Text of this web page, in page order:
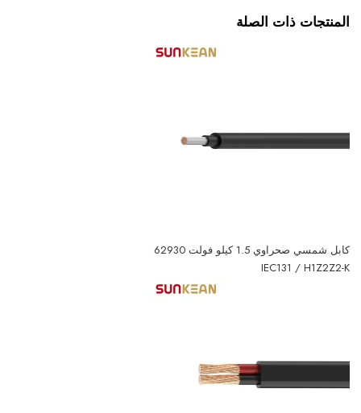
المنتجات ذات الصلة
كابل شمسي صحراوي 1.5 كيلو فولت 62930
IEC131 / H1Z2Z2-K